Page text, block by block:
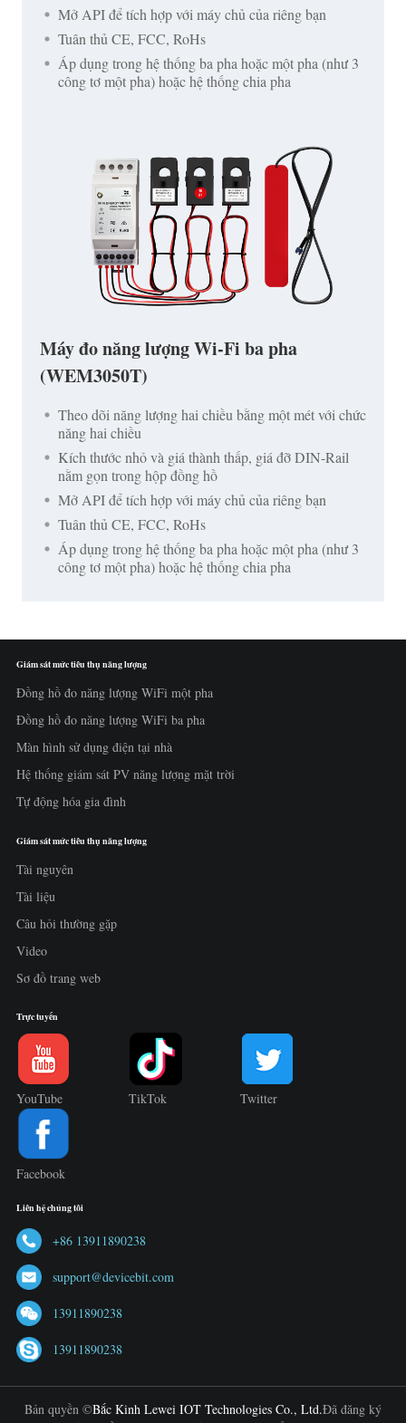
Mở API để tích hợp với máy chủ của riêng bạn
Tuân thủ CE, FCC, RoHs
Áp dụng trong hệ thống ba pha hoặc một pha (như 3
công tơ một pha) hoặc hệ thống chia pha
Máy đo năng lượng Wi-Fi ba pha
(WEM3050T)
Theo dõi năng lượng hai chiều bằng một mét với chức
năng hai chiều
Kích thước nhỏ và giá thành thấp, giá đỡ DIN-Rail
nằm gọn trong hộp đồng hồ
Mở API để tích hợp với máy chủ của riêng bạn
Tuân thủ CE, FCC, RoHs
Áp dụng trong hệ thống ba pha hoặc một pha (như 3
công tơ một pha) hoặc hệ thống chia pha
Giám sát mức tiêu thụ năng lượng
Đồng hồ đo năng lượng WiFi một pha
Đồng hồ đo năng lượng WiFi ba pha
Màn hình sử dụng điện tại nhà
Hệ thống giám sát PV năng lượng mặt trời
Tự động hóa gia đình
Giám sát mức tiêu thụ năng lượng
Tài nguyên
Tài liệu
Câu hỏi thường gặp
Video
Sơ đồ trang web
Trực tuyến
YouTube TikTok Twitter
Facebook
Liên hệ chúng tôi
+86 13911890238
support@devicebit.com
13911890238
13911890238
Bản quyền ©Bắc Kinh Lewei IOT Technologies Co., Ltd.Đã đăng ký